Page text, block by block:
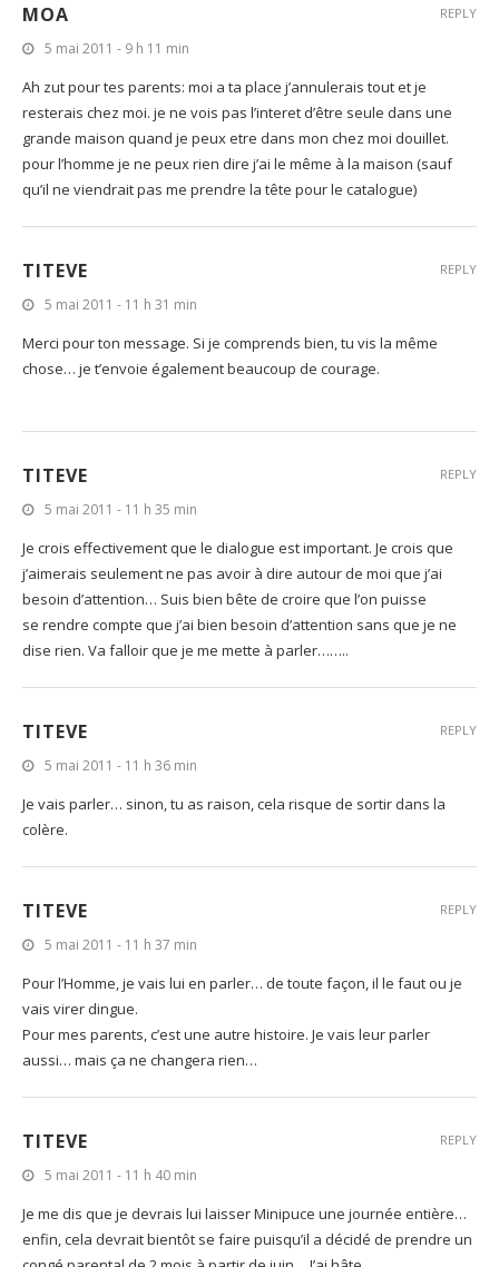
MOA
5 mai 2011 - 9 h 11 min
Ah zut pour tes parents: moi a ta place j’annulerais tout et je
resterais chez moi. je ne vois pas l’interet d’être seule dans une
grande maison quand je peux etre dans mon chez moi douillet.
pour l’homme je ne peux rien dire j’ai le même à la maison (sauf
qu’il ne viendrait pas me prendre la tête pour le catalogue)
REPLY
TITEVE
5 mai 2011 - 11 h 31 min
Merci pour ton message. Si je comprends bien, tu vis la même
chose… je t’envoie également beaucoup de courage.
REPLY
TITEVE
5 mai 2011 - 11 h 35 min
Je crois effectivement que le dialogue est important. Je crois que
j’aimerais seulement ne pas avoir à dire autour de moi que j’ai
besoin d’attention… Suis bien bête de croire que l’on puisse
se rendre compte que j’ai bien besoin d’attention sans que je ne
dise rien. Va falloir que je me mette à parler……..
REPLY
TITEVE
5 mai 2011 - 11 h 36 min
Je vais parler… sinon, tu as raison, cela risque de sortir dans la
colère.
REPLY
TITEVE
5 mai 2011 - 11 h 37 min
Pour l’Homme, je vais lui en parler… de toute façon, il le faut ou je
vais virer dingue.
Pour mes parents, c’est une autre histoire. Je vais leur parler
aussi… mais ça ne changera rien…
REPLY
TITEVE
5 mai 2011 - 11 h 40 min
Je me dis que je devrais lui laisser Minipuce une journée entière…
enfin, cela devrait bientôt se faire puisqu’il a décidé de prendre un
REPLY